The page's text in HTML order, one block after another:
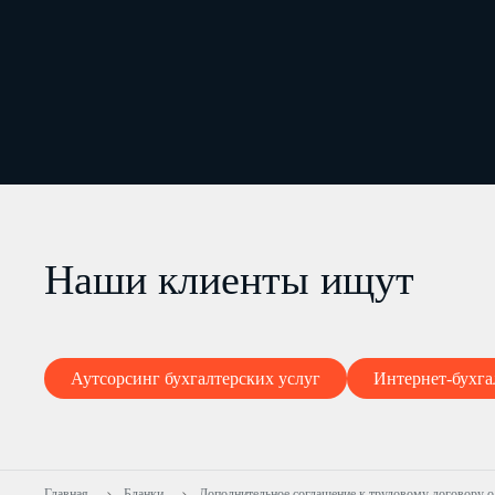
Наши клиенты ищут
Аутсорсинг бухгалтерских услуг Интернет-